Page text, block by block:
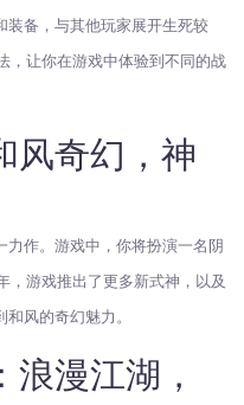
装备，与其他玩家展开生死较
，让你在游戏中体验到不同的战
风奇幻，神
力作。游戏中，你将扮演一名阴
，游戏推出了更多新式神，以及
风的奇幻魅力。
漫江湖，